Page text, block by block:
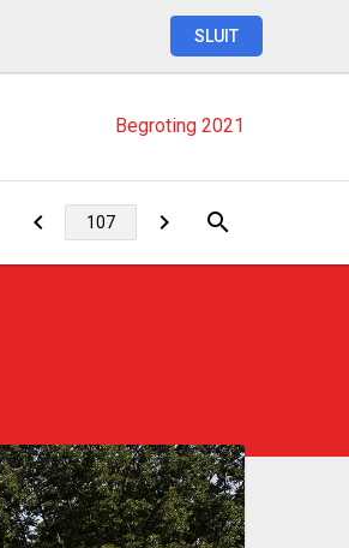
Begroting 2021
SLUIT